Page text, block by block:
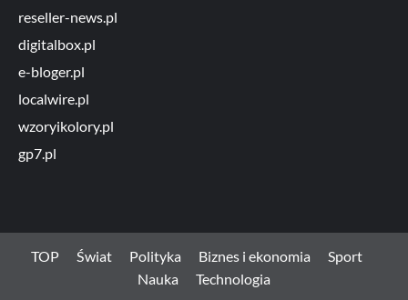
reseller-news.pl
digitalbox.pl
e-bloger.pl
localwire.pl
wzoryikolory.pl
gp7.pl
TOP Świat Polityka Biznes i ekonomia
Sport
Nauka
Technologia